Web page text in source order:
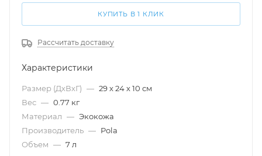
КУПИТЬ В 1 КЛИК
Рассчитать доставку
Характеристики
Размер (ДхВхГ) — 29 х 24 х 10 см
Вес — 0.77 кг
Материал — Экокожа
Производитель — Pola
Объем — 7 л